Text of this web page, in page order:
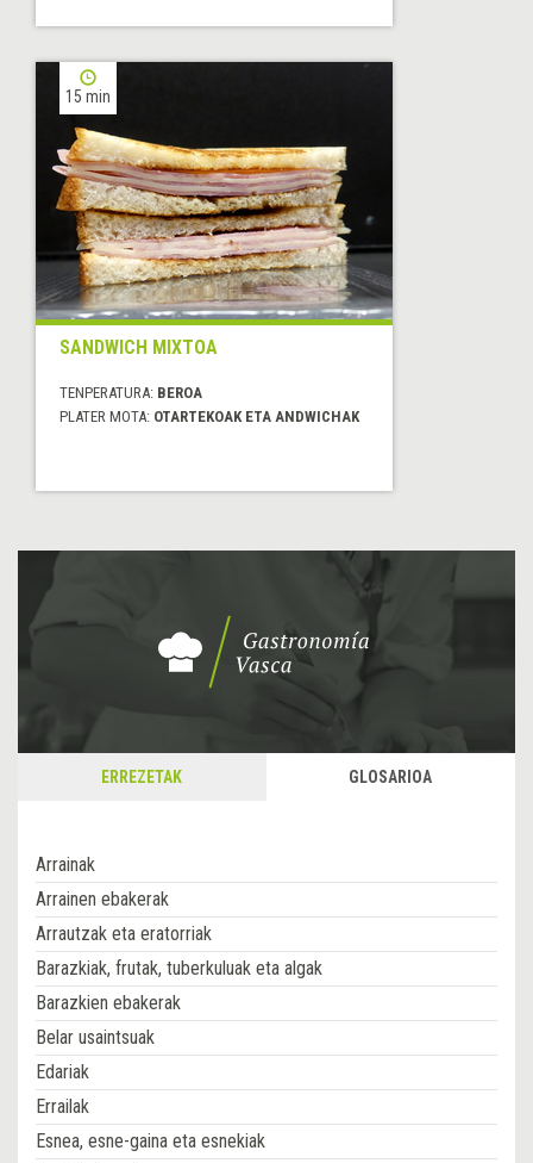
15 min
SANDWICH MIXTOA
TENPERATURA: BEROA
PLATER MOTA: OTARTEKOAK ETA ANDWICHAK
ERREZETAK GLOSARIOA
Arrainak
Arrainen ebakerak
Arrautzak eta eratorriak
Barazkiak, frutak, tuberkuluak eta algak
Barazkien ebakerak
Belar usaintsuak
Edariak
Errailak
Esnea, esne-gaina eta esnekiak